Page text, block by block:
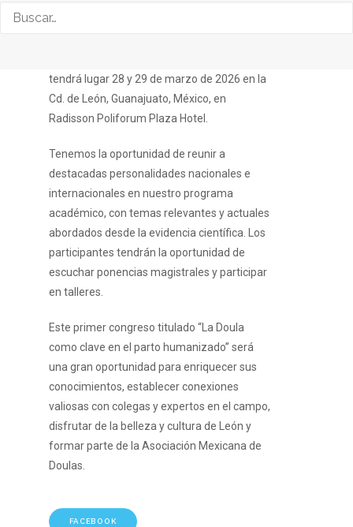
tendrá lugar 28 y 29 de marzo de 2026 en la
Cd. de León, Guanajuato, México, en
Radisson Poliforum Plaza Hotel.
Tenemos la oportunidad de reunir a
destacadas personalidades nacionales e
internacionales en nuestro programa
académico, con temas relevantes y actuales
abordados desde la evidencia científica. Los
participantes tendrán la oportunidad de
escuchar ponencias magistrales y participar
en talleres.
Este primer congreso titulado “La Doula
como clave en el parto humanizado” será
una gran oportunidad para enriquecer sus
conocimientos, establecer conexiones
valiosas con colegas y expertos en el campo,
disfrutar de la belleza y cultura de León y
formar parte de la Asociación Mexicana de
Doulas.
FACEBOOK